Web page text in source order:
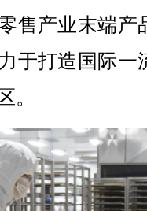
售产业末端产
于打造国际一
。